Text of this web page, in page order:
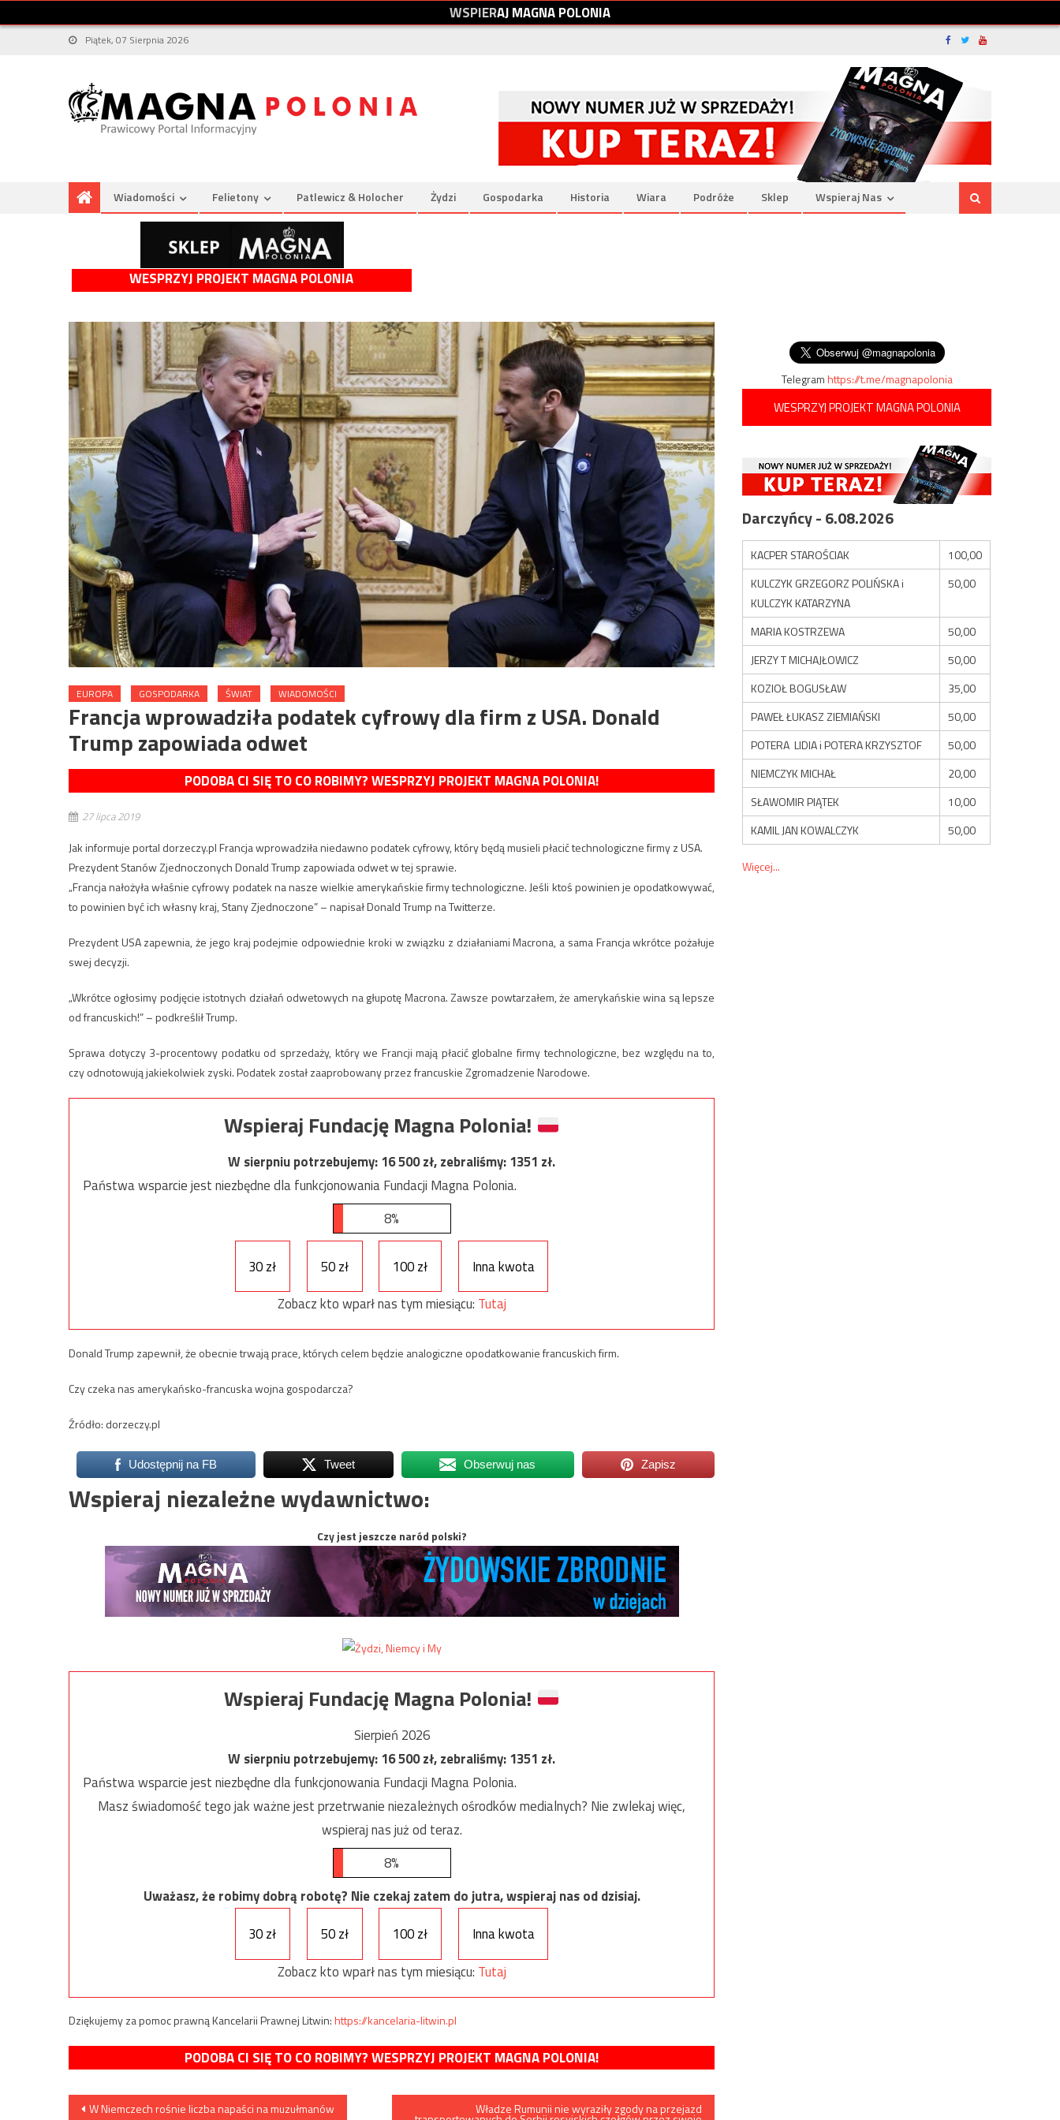
WSPIERAJMAGNAPOLONIA
Piątek, 07 Sierpnia 2026
Wiadomości Felietony Patlewicz & Holocher Żydzi Gospodarka Historia Wiara Podróże Sklep Wspieraj Nas
WESPRZYJ PROJEKT MAGNA POLONIA
EUROPA GOSPODARKA ŚWIAT WIADOMOŚCI
Francja wprowadziła podatek cyfrowy dla firm z USA. Donald
Trump zapowiada odwet
PODOBA CI SIĘ TO CO ROBIMY? WESPRZYJ PROJEKT MAGNA POLONIA!
27 lipca 2019
Jak informuje portal dorzeczy.pl Francja wprowadziła niedawno podatek cyfrowy, który będą musieli płacić technologiczne firmy z USA.
Prezydent Stanów Zjednoczonych Donald Trump zapowiada odwet w tej sprawie.
„Francja nałożyła właśnie cyfrowy podatek na nasze wielkie amerykańskie firmy technologiczne. Jeśli ktoś powinien je opodatkowywać,
to powinien być ich własny kraj, Stany Zjednoczone” – napisał Donald Trump na Twitterze.
Prezydent USA zapewnia, że jego kraj podejmie odpowiednie kroki w związku z działaniami Macrona, a sama Francja wkrótce pożałuje
swej decyzji.
„Wkrótce ogłosimy podjęcie istotnych działań odwetowych na głupotę Macrona. Zawsze powtarzałem, że amerykańskie wina są lepsze
od francuskich!” – podkreślił Trump.
Sprawa dotyczy 3-procentowy podatku od sprzedaży, który we Francji mają płacić globalne firmy technologiczne, bez względu na to,
czy odnotowują jakiekolwiek zyski. Podatek został zaaprobowany przez francuskie Zgromadzenie Narodowe.
Wspieraj Fundację Magna Polonia!
W sierpniu potrzebujemy:16 500zł, zebraliśmy:1351 zł.
Państwa wsparcie jest niezbędne dla funkcjonowania Fundacji Magna Polonia.
8%
30 zł 50 zł 100 zł
Inna kwota
Zobacz kto wparł nas tym miesiącu: Tutaj
Donald Trump zapewnił, że obecnie trwają prace, których celem będzie analogiczne opodatkowanie francuskich firm.
Czy czeka nas amerykańsko-francuska wojna gospodarcza?
Źródło: dorzeczy.pl
Udostępnij na FB Tweet Obserwuj nas Zapisz
Wspieraj niezależne wydawnictwo:
Czy jest jeszcze naród polski?
Wspieraj Fundację Magna Polonia!
Sierpień 2026
W sierpniu potrzebujemy:16 500zł, zebraliśmy:1351 zł.
Państwa wsparcie jest niezbędne dla funkcjonowania Fundacji Magna Polonia.
Masz świadomość tego jak ważne jest przetrwanie niezależnych ośrodków medialnych? Nie zwlekaj więc,
wspieraj nas już od teraz.
8%
Uważasz, że robimy dobrą robotę? Nie czekaj zatem do jutra, wspieraj nas od dzisiaj.
30 zł
50 zł 100 zł
Inna kwota
Zobacz kto wparł nas tym miesiącu: Tutaj
Dziękujemy za pomoc prawną Kancelarii Prawnej Litwin:https://kancelaria-litwin.pl
PODOBA CI SIĘ TO CO ROBIMY? WESPRZYJ PROJEKT MAGNA POLONIA!
Nawigacja
W Niemczech rośnie liczba napaści na muzułmanów Władze Rumunii nie wyraziły zgody na przejazd
Telegramhttps://t.me/magnapolonia
WESPRZYJ PROJEKT MAGNA POLONIA
Darczyńcy - 6.08.2026
KACPER STAROŚCIAK
100,00
KULCZYK GRZEGORZ POLIŃSKA i
KULCZYK KATARZYNA
50,00
MARIA KOSTRZEWA
50,00
JERZY T MICHAJŁOWICZ
50,00
KOZIOŁ BOGUSŁAW
35,00
PAWEŁ ŁUKASZ ZIEMIAŃSKI
50,00
POTERA LIDIA i POTERA KRZYSZTOF
50,00
NIEMCZYK MICHAŁ
20,00
SŁAWOMIR PIĄTEK
10,00
KAMIL JAN KOWALCZYK
50,00
Więcej...